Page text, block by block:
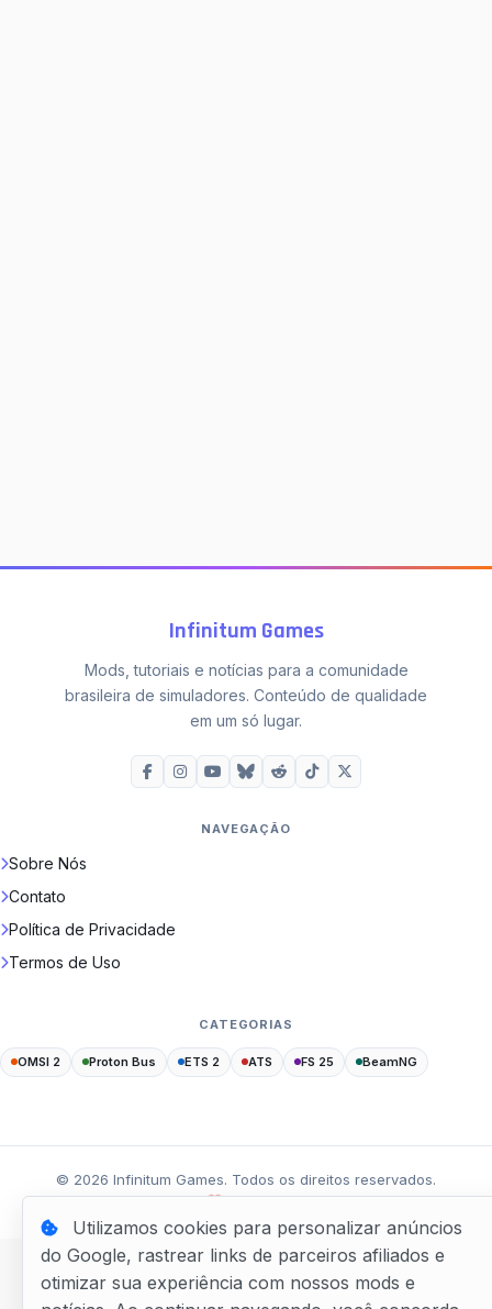
Infinitum Games
Mods, tutoriais e notícias para a comunidade
brasileira de simuladores. Conteúdo de qualidade
em um só lugar.
NAVEGAÇÃO
Sobre Nós
Contato
Política de Privacidade
Termos de Uso
CATEGORIAS
OMSI 2 Proton Bus ETS 2 ATS FS 25 BeamNG
© 2026 Infinitum Games. Todos os direitos reservados.
Feito com
porWPixel Studio
Utilizamos cookies para personalizar anúncios
do Google, rastrear links de parceiros afiliados e
otimizar sua experiência com nossos mods e